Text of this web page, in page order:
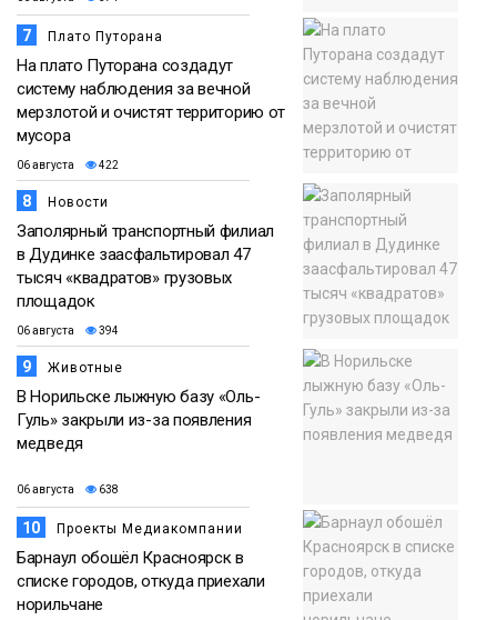
7 Плато Путорана
На плато Путорана создадут
систему наблюдения за вечной
мерзлотой и очистят территорию от
мусора
06 августа 422
8 Новости
Заполярный транспортный филиал
в Дудинке заасфальтировал 47
тысяч «квадратов» грузовых
площадок
06 августа 394
9 Животные
В Норильске лыжную базу «Оль-
Гуль» закрыли из-за появления
медведя
06 августа 638
10 Проекты Медиакомпании
Барнаул обошёл Красноярск в
списке городов, откуда приехали
норильчане